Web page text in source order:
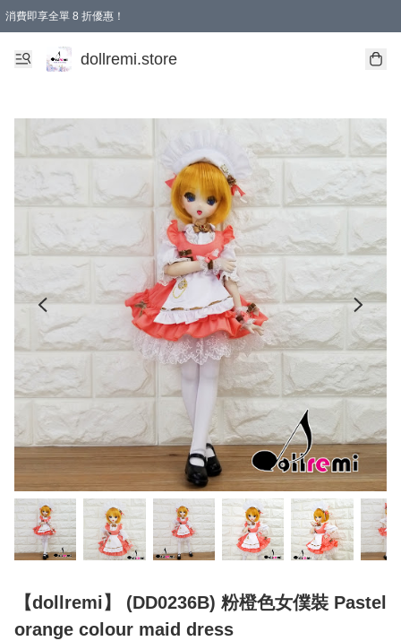
消費即享全單 8 折優惠！
購物滿 HKD 1500.00即享免運費優惠！（適用於 本地送貨、本地取貨、國際送貨 )
dollremi.store
【dollremi】 (DD0236B) 粉橙色女僕裝 Pastel
orange colour maid dress